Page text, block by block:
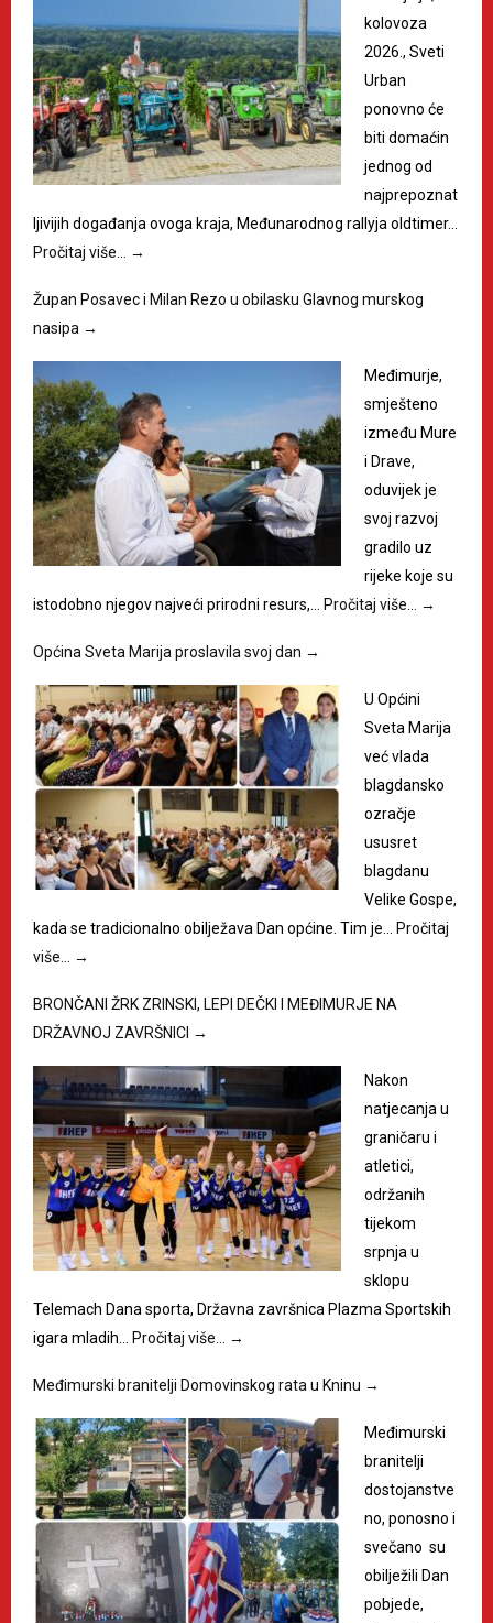
kolovoza
2026., Sveti
Urban
ponovno će
biti domaćin
jednog od
najprepoznat
ljivijih događanja ovoga kraja, Međunarodnog rallyja oldtimer…
Pročitaj više… →
Župan Posavec i Milan Rezo u obilasku Glavnog murskog
nasipa →
Međimurje,
smješteno
između Mure
i Drave,
oduvijek je
svoj razvoj
gradilo uz
rijeke koje su
istodobno njegov najveći prirodni resurs,… Pročitaj više… →
Općina Sveta Marija proslavila svoj dan →
U Općini
Sveta Marija
već vlada
blagdansko
ozračje
ususret
blagdanu
Velike Gospe,
kada se tradicionalno obilježava Dan općine. Tim je… Pročitaj
više… →
BRONČANI ŽRK ZRINSKI, LEPI DEČKI I MEĐIMURJE NA
DRŽAVNOJ ZAVRŠNICI →
Nakon
natjecanja u
graničaru i
atletici,
održanih
tijekom
srpnja u
sklopu
Telemach Dana sporta, Državna završnica Plazma Sportskih
igara mladih… Pročitaj više… →
Međimurski branitelji Domovinskog rata u Kninu →
Međimurski
branitelji
dostojanstve
no, ponosno i
svečano su
obilježili Dan
pobjede,